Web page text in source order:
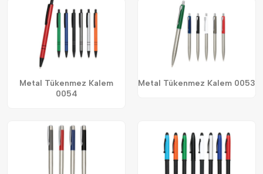
Metal Tükenmez Kalem
0054
Metal Tükenmez Kalem 0053